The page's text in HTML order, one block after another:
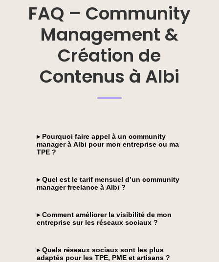
FAQ – Community
Management &
Création de
Contenus à Albi
▸ Pourquoi faire appel à un community
manager à Albi pour mon entreprise ou ma
TPE ?
▸ Quel est le tarif mensuel d’un community
manager freelance à Albi ?
▸ Comment améliorer la visibilité de mon
entreprise sur les réseaux sociaux ?
▸ Quels réseaux sociaux sont les plus
adaptés pour les TPE, PME et artisans ?